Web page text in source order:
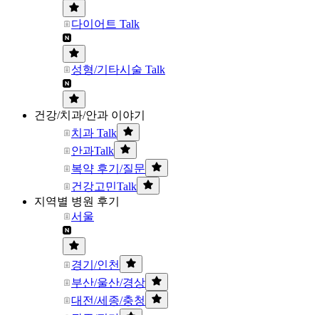
다이어트 Talk
성형/기타시술 Talk
건강/치과/안과 이야기
치과 Talk
안과Talk
복약 후기/질문
건강고민Talk
지역별 병원 후기
서울
경기/인천
부산/울산/경상
대전/세종/충청